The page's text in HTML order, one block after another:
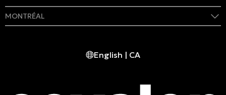
MONTRÉAL
409 rue Marie-Morin
English | CA